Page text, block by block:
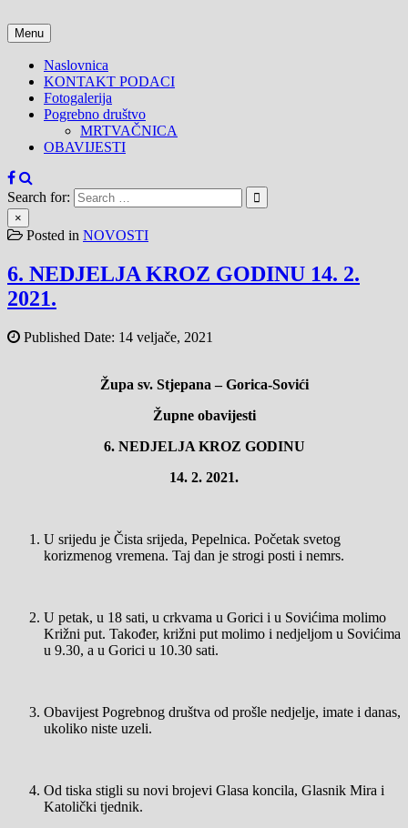
to
content
Menu
Naslovnica
KONTAKT PODACI
Fotogalerija
Pogrebno društvo
MRTVAČNICA
OBAVIJESTI
Search for:
×
Posted in NOVOSTI
6. NEDJELJA KROZ GODINU 14. 2.
2021.
Published Date: 14 veljače, 2021
Župa sv. Stjepana – Gorica-Sovići
Župne obavijesti
6. NEDJELJA KROZ GODINU
14. 2. 2021.
U srijedu je Čista srijeda, Pepelnica. Početak svetog
korizmenog vremena. Taj dan je strogi posti i nemrs.
U petak, u 18 sati, u crkvama u Gorici i u Sovićima molimo
Križni put. Također, križni put molimo i nedjeljom u Sovićima
u 9.30, a u Gorici u 10.30 sati.
Obavijest Pogrebnog društva od prošle nedjelje, imate i danas,
ukoliko niste uzeli.
Od tiska stigli su novi brojevi Glasa koncila, Glasnik Mira i
Katolički tjednik.